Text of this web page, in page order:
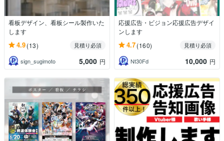
看板デザイン、看板シール製作いた
します
4.9(13)
見積り必須
sign_sugimoto
5,000 円
応援広告・ビジョン応援広告デザイ
ンします
4.7(160)
見積り必須
Nt30Fd
10,000 円